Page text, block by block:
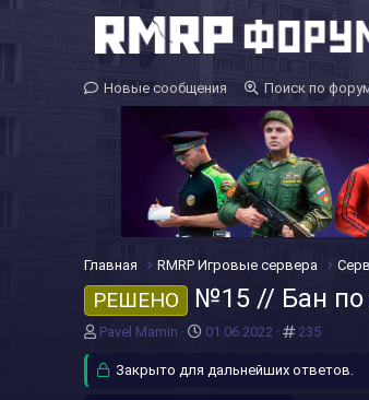
Новые сообщения Поиск по
Главная RMRP Игровые сервера
РЕШЕНО №15 // Бан по
А
т
Pavel Mamin
Д
т
01.06.2022 #
235
Закрыто для дальнейших ответов.